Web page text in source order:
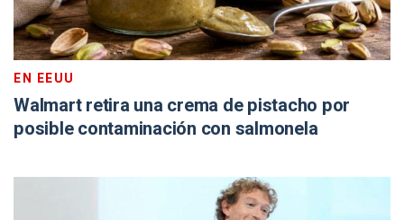
EN EEUU
Walmart retira una crema de pistacho por
posible contaminación con salmonela